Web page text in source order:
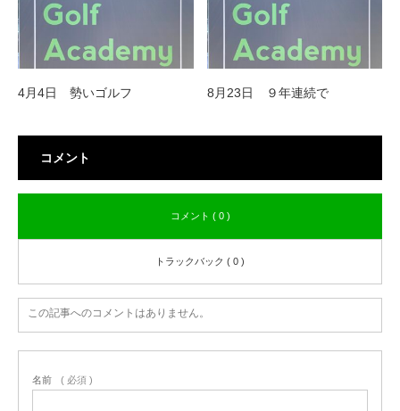
4月4日 勢いゴルフ 8月23日 ９年連続で
コメント
コメント ( 0 )
トラックバック ( 0 )
この記事へのコメントはありません。
名前 ( 必須 )